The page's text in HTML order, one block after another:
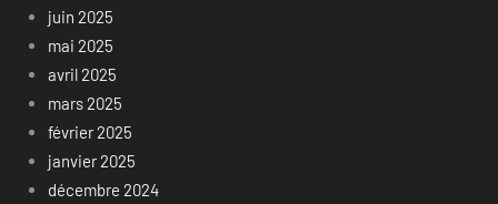
juin 2025
mai 2025
avril 2025
mars 2025
février 2025
janvier 2025
décembre 2024